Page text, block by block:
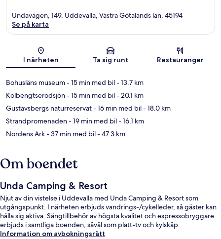
Karta
Undavägen, 149, Uddevalla, Västra Götalands län, 45194
Se på karta
I närheten Ta sig runt Restauranger
Bohusläns museum- 15 min med bil- 13.7 km
Kolbengtserödsjön- 15 min med bil- 20.1 km
Gustavsbergs naturreservat- 16 min med bil- 18.0 km
Strandpromenaden- 19 min med bil- 16.1 km
Nordens Ark- 37 min med bil- 47.3 km
Om boendet
Unda Camping & Resort
Njut av din vistelse i Uddevalla med Unda Camping & Resort som
utgångspunkt. I närheten erbjuds vandrings-/cykelleder, så gäster kan
hålla sig aktiva. Sängtillbehör av högsta kvalitet och espressobryggare
erbjuds i samtliga boenden, såväl som platt-tv och kylskåp.
Information om avbokningsrätt